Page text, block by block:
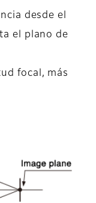
desde el
el plano de
focal, más